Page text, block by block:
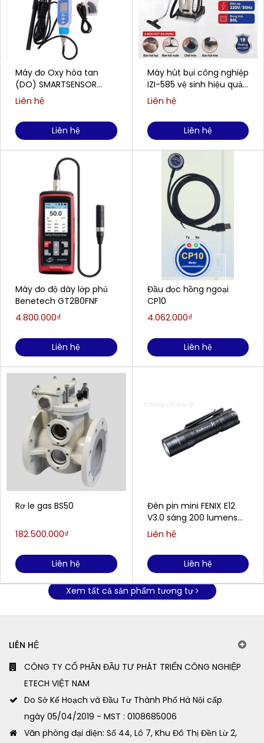
Máy đo Oxy hòa tan
(DO) SMARTSENSOR
AR8210 (0,00 ~ 20,00
Liên hệ
Liên hệ
Máy đo độ dày lớp phủ
Benetech GT280FNF
4.800.000₫
Liên hệ
Rơ le gas BS50
182.500.000₫
Liên hệ
Máy hút bụi công nghiệp
IZI-585 vệ sinh hiệu quả
cho doanh nghiệp
Liên hệ
Liên hệ
Đầu đọc hồng ngoại
CP10
4.062.000₫
Liên hệ
Đèn pin mini FENIX E12
V3.0 sáng 200 lumens
chiếu xa 78m
Liên hệ
Liên hệ
Xem tất cả sản phẩm tương tự
LIÊN HỆ
CÔNG TY CỔ PHẦN ĐẦU TƯ PHÁT TRIỂN CÔNG NGHIỆP
ETECH VIỆT NAM
Do Sở Kế Hoạch và Đầu Tư Thành Phố Hà Nội cấp
ngày 05/04/2019 - MST : 0108685006
Văn phòng đại diện: Số 44, Lô 7, Khu Đô Thị Đền Lừ 2,